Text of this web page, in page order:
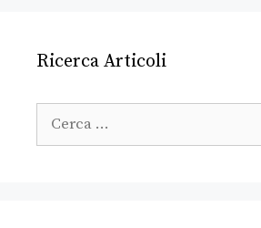
Ricerca Articoli